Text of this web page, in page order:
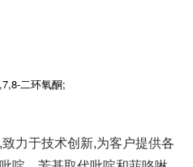
二环氧酮;
力于技术创新,为客户提供各
啶、芳基取代吡啶和菲咯啉
吩等杂环及共轭芳香环的高
于光电转换材料、医药和农
客户提供高质量的产品和服